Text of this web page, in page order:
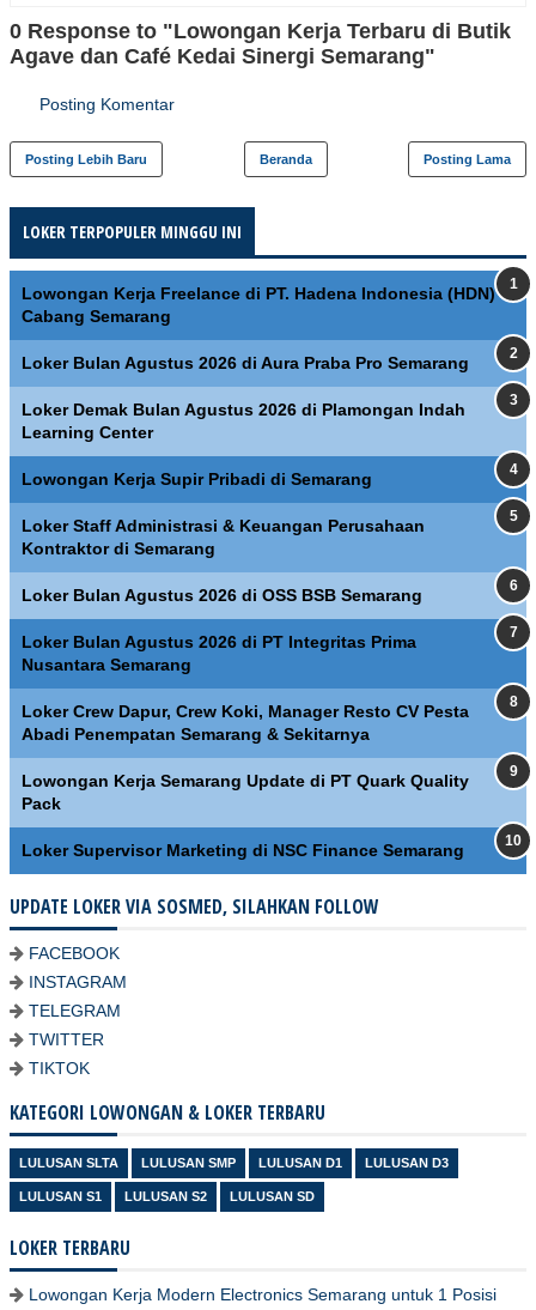
0 Response to "Lowongan Kerja Terbaru di Butik
Agave dan Café Kedai Sinergi Semarang"
Posting Komentar
Posting Lebih Baru Posting Lama
Beranda
LOKER TERPOPULER MINGGU INI
Lowongan Kerja Freelance di PT. Hadena Indonesia (HDN)
Cabang Semarang
Loker Bulan Agustus 2026 di Aura Praba Pro Semarang
Loker Demak Bulan Agustus 2026 di Plamongan Indah
Learning Center
Lowongan Kerja Supir Pribadi di Semarang
Loker Staff Administrasi & Keuangan Perusahaan
Kontraktor di Semarang
Loker Bulan Agustus 2026 di OSS BSB Semarang
Loker Bulan Agustus 2026 di PT Integritas Prima
Nusantara Semarang
Loker Crew Dapur, Crew Koki, Manager Resto CV Pesta
Abadi Penempatan Semarang & Sekitarnya
Lowongan Kerja Semarang Update di PT Quark Quality
Pack
Loker Supervisor Marketing di NSC Finance Semarang
UPDATE LOKER VIA SOSMED, SILAHKAN FOLLOW
FACEBOOK
INSTAGRAM
TELEGRAM
TWITTER
TIKTOK
KATEGORI LOWONGAN & LOKER TERBARU
LULUSAN SLTA LULUSAN SMP LULUSAN D1 LULUSAN D3
LULUSAN S1 LULUSAN S2 LULUSAN SD
LOKER TERBARU
Lowongan Kerja Modern Electronics Semarang untuk 1 Posisi